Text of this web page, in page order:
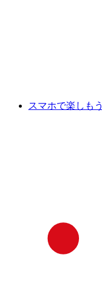
スマホで楽しもう